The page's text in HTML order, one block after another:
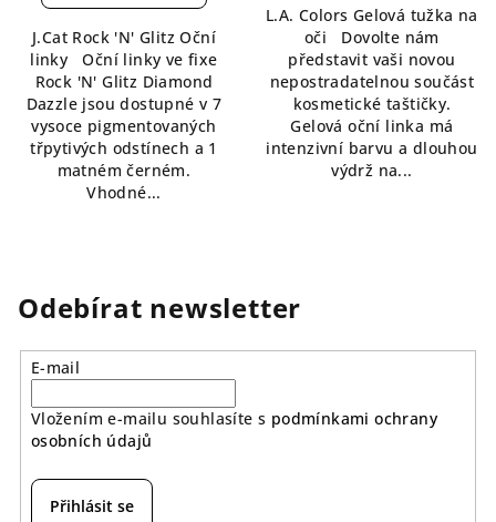
z
5
hvězdiček.
J.Cat Rock 'N' Glitz Oční
linky Oční linky ve fixe
Rock 'N' Glitz Diamond
Dazzle jsou dostupné v 7
vysoce pigmentovaných
třpytivých odstínech a 1
matném černém.
Vhodné...
z
5
hvězdiček.
L.A. Colors Gelová tužka na
oči Dovolte nám
představit vaši novou
nepostradatelnou součást
kosmetické taštičky.
Gelová oční linka má
intenzivní barvu a dlouhou
výdrž na...
Odebírat newsletter
E-mail
Vložením e-mailu souhlasíte s podmínkami ochrany
osobních údajů
Přihlásit se